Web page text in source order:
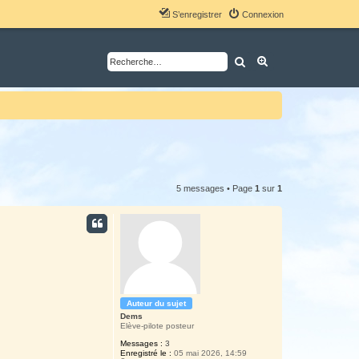
Connexion
S’enregistrer
Rechercher
5 messages • Page 1 sur 1
Auteur du sujet
Dems
Elève-pilote posteur
Messages : 3
Enregistré le : 05 mai 2026, 14:59